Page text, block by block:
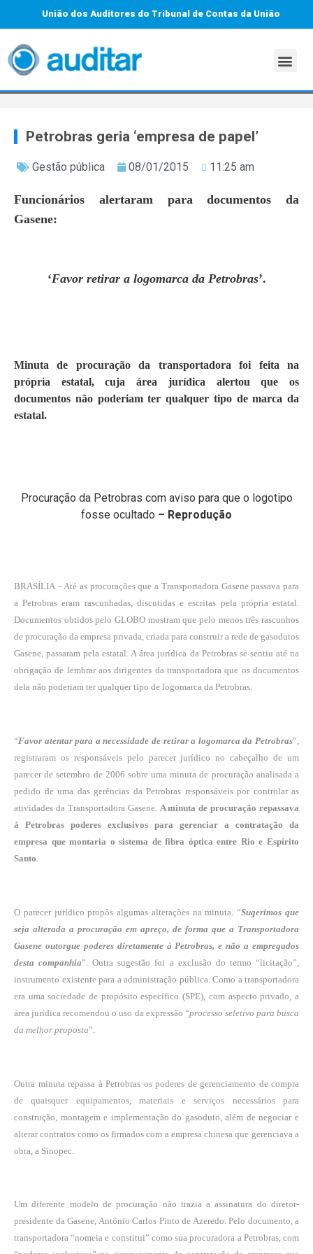
União dos Auditores do Tribunal de Contas da União
Petrobras geria ‘empresa de papel’
Gestão pública 08/01/2015 11:25 am
Funcionários alertaram para documentos da
Gasene:
‘Favor retirar a logomarca da Petrobras’.
Minuta de procuração da transportadora foi feita na
própria estatal, cuja área jurídica alertou que os
documentos não poderiam ter qualquer tipo de marca da
estatal.
Procuração da Petrobras com aviso para que o logotipo
fosse ocultado – Reprodução
BRASÍLIA – Até as procurações que a Transportadora Gasene passava para
a Petrobras eram rascunhadas, discutidas e escritas pela própria estatal.
Documentos obtidos pelo GLOBO mostram que pelo menos três rascunhos
de procuração da empresa privada, criada para construir a rede de gasodutos
Gasene, passaram pela estatal. A área jurídica da Petrobras se sentiu até na
obrigação de lembrar aos dirigentes da transportadora que os documentos
dela não poderiam ter qualquer tipo de logomarca da Petrobras.
“Favor atentar para a necessidade de retirar a logomarca da Petrobras”,
registraram os responsáveis pelo parecer jurídico no cabeçalho de um
parecer de setembro de 2006 sobre uma minuta de procuração analisada a
pedido de uma das gerências da Petrobras responsáveis por controlar as
atividades da Transportadora Gasene. A minuta de procuração repassava
à Petrobras poderes exclusivos para gerenciar a contratação da
empresa que montaria o sistema de fibra óptica entre Rio e Espírito
Santo
O parecer jurídico propôs algumas alterações na minuta. “Sugerimos que
seja alterada a procuração em apreço, de forma que a Transportadora
Gasene outorgue poderes diretamente à Petrobras, e não a empregados
desta companhia”. Outra sugestão foi a exclusão do termo “licitação”,
instrumento existente para a administração pública. Como a transportadora
era uma sociedade de propósito específico (SPE), com aspecto privado, a
área jurídica recomendou o uso da expressão “processo seletivo para busca
da melhor proposta”.
Outra minuta repassa à Petrobras os poderes de gerenciamento de compra
de quaisquer equipamentos, materiais e serviços necessários para
construção, montagem e implementação do gasoduto, além de negociar e
alterar contratos como os firmados com a empresa chinesa que gerenciava a
obra, a Sinopec.
Um diferente modelo de procuração não trazia a assinatura do diretor-
presidente da Gasene, Antônio Carlos Pinto de Azeredo. Pelo documento, a
transportadora “nomeia e constitui” como sua procuradora a Petrobras, com